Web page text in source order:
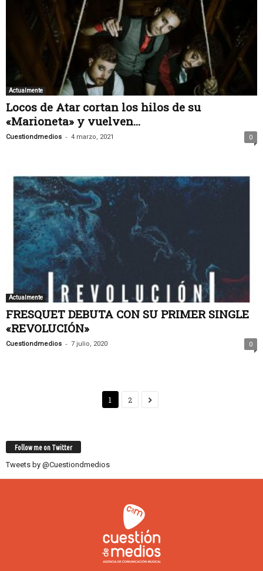
Actualmente
Locos de Atar cortan los hilos de su
«Marioneta» y vuelven...
Cuestiondmedios - 4 marzo, 2021 0
Actualmente
FRESQUET DEBUTA CON SU PRIMER SINGLE
«REVOLUCIÓN»
Cuestiondmedios - 7 julio, 2020 0
1 2
Follow me on Twitter
Tweets by @Cuestiondmedios